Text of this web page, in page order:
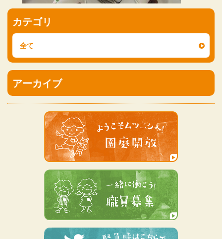
カテゴリ
全て
アーカイブ